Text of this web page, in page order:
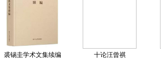
裘锡圭学术文集续编 十论汪曾祺